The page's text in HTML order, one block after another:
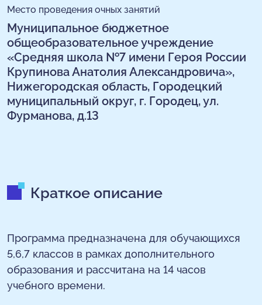
Место проведения очных занятий
Муниципальное бюджетное
общеобразовательное учреждение
«Средняя школа №7 имени Героя России
Крупинова Анатолия Александровича»,
Нижегородская область, Городецкий
муниципальный округ, г. Городец, ул.
Фурманова, д.13
Краткое описание
Программа предназначена для обучающихся
5,6,7 классов в рамках дополнительного
образования и рассчитана на 14 часов
учебного времени.